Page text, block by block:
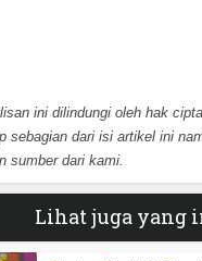
ini dilindungi oleh hak
sebagian dari isi artikel ini
sumber dari kami.
Lihat juga yang